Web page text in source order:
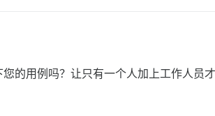
的用例吗？让只有一个人加上工作人员